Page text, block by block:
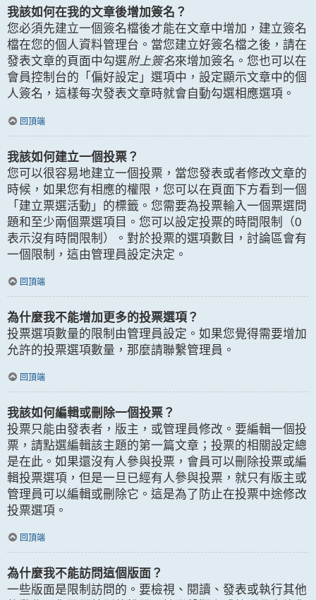
我該如何在我的文章後增加簽名？
您必須先建立一個簽名檔後才能在文章中增加，建立簽名
檔在您的個人資料管理台。當您建立好簽名檔之後，請在
發表文章的頁面中勾選附上簽名來增加簽名。您也可以在
會員控制台的「偏好設定」選項中，設定顯示文章中的個
人簽名，這樣每次發表文章時就會自動勾選相應選項。
回頂端
我該如何建立一個投票？
您可以很容易地建立一個投票，當您發表或者修改文章的
時候，如果您有相應的權限，您可以在頁面下方看到一個
「建立票選活動」的標籤。您需要為投票輸入一個票選問
題和至少兩個票選項目。您可以設定投票的時間限制（0
表示沒有時間限制）。對於投票的選項數目，討論區會有
一個限制，這由管理員設定決定。
回頂端
為什麼我不能增加更多的投票選項？
投票選項數量的限制由管理員設定。如果您覺得需要增加
允許的投票選項數量，那麼請聯繫管理員。
回頂端
我該如何編輯或刪除一個投票？
投票只能由發表者，版主，或管理員修改。要編輯一個投
票，請點選編輯該主題的第一篇文章；投票的相關設定總
是在此。如果還沒有人參與投票，會員可以刪除投票或編
輯投票選項，但是一旦已經有人參與投票，就只有版主或
管理員可以編輯或刪除它。這是為了防止在投票中途修改
投票選項。
回頂端
為什麼我不能訪問這個版面？
一些版面是限制訪問的。要檢視、閱讀、發表或執行其他